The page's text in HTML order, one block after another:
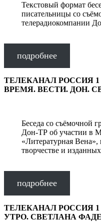
Текстовый формат
писательницы со
телерадиокомпании
подробнее
ТЕЛЕКАНАЛ РОССИЯ
ВРЕМЯ. ВЕСТИ. ДОН.
Беседа со съёмочной
Дон-ТР об участии в
«Литературная
творчестве и
подробнее
ТЕЛЕКАНАЛ РОССИЯ
УТРО. СВЕТЛАНА